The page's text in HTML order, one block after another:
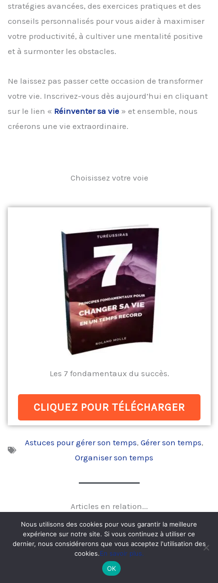
stratégies avancées, des exercices pratiques et des
conseils personnalisés pour vous aider à maximiser
votre productivité, à cultiver une mentalité positive
et à surmonter les obstacles.
Ne laissez pas passer cette occasion de transformer
votre vie. Inscrivez-vous dès aujourd’hui en cliquant
sur le lien « Réinventer sa vie » et ensemble, nous
créerons une vie extraordinaire.
Choisissez votre voie
Les 7 fondamentaux du succès.
CLIQUEZ POUR TÉLÉCHARGER
Astuces pour gérer son temps, Gérer son temps,
Organiser son temps
Articles en relation...
Nous utilisons des cookies pour vous garantir la meilleure
expérience sur notre site. Si vous continuez à utiliser ce
dernier, nous considérerons que vous acceptez l'utilisation des
cookies.En savoir plus.
OK